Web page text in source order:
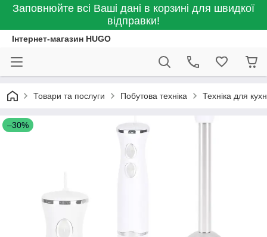
Заповнюйте всі Ваші дані в корзині для швидкої
відправки!
Інтернет-магазин HUGO
Товари та послуги Побутова техніка Техніка для
–30%